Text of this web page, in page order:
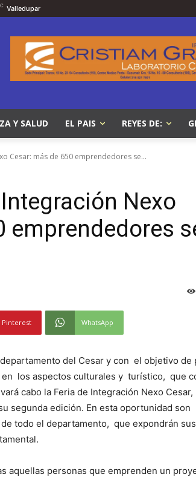
C Valledupar
Y SALUD EL PAIS REYES DE:
Cesar: más de 650 emprendedores se...
Nexo
emprendedores
Pinterest WhatsApp
del Cesar y con el objetivo de
los aspectos culturales y turístico, que
cabo la Feria de Integración Nexo Cesar,
segunda edición. En esta oportunidad son
todo el departamento, que expondrán sus
aquellas personas que emprenden un